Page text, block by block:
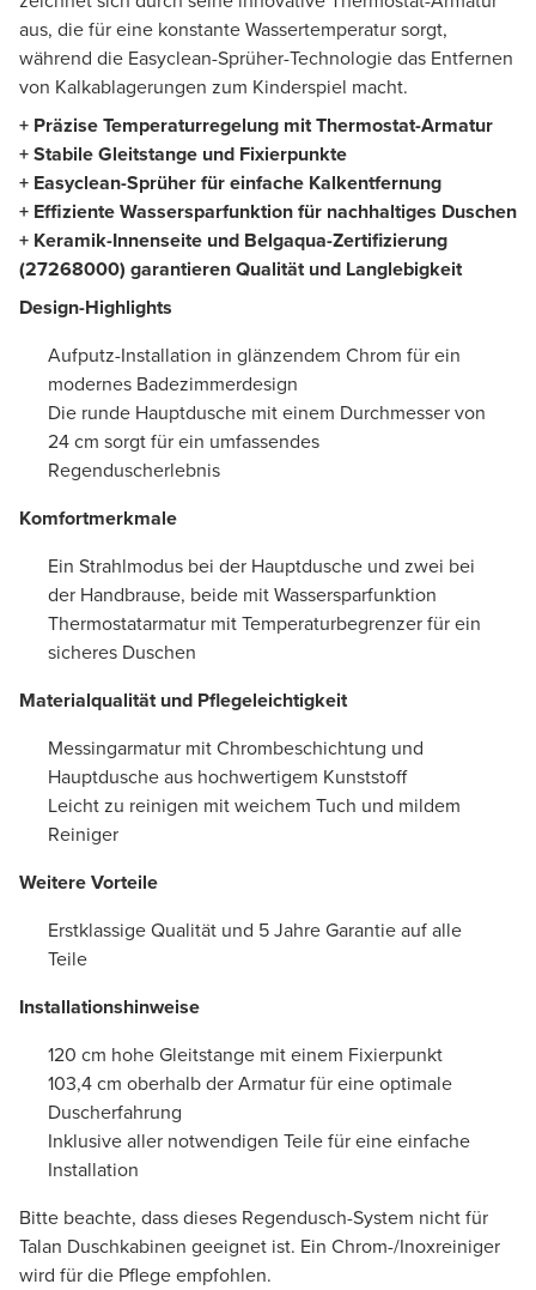
aus, die für eine konstante Wassertemperatur sorgt,
während die Easyclean-Sprüher-Technologie das Entfernen
von Kalkablagerungen zum Kinderspiel macht.
+ Präzise Temperaturregelung mit Thermostat-Armatur
+ Stabile Gleitstange und Fixierpunkte
+ Easyclean-Sprüher für einfache Kalkentfernung
+ Effiziente Wassersparfunktion für nachhaltiges Duschen
+ Keramik-Innenseite und Belgaqua-Zertifizierung
(27268000) garantieren Qualität und Langlebigkeit
Design-Highlights
Aufputz-Installation in glänzendem Chrom für ein
modernes Badezimmerdesign
Die runde Hauptdusche mit einem Durchmesser von
24 cm sorgt für ein umfassendes
Regenduscherlebnis
Komfortmerkmale
Ein Strahlmodus bei der Hauptdusche und zwei bei
der Handbrause, beide mit Wassersparfunktion
Thermostatarmatur mit Temperaturbegrenzer für ein
sicheres Duschen
Materialqualität und Pflegeleichtigkeit
Messingarmatur mit Chrombeschichtung und
Hauptdusche aus hochwertigem Kunststoff
Leicht zu reinigen mit weichem Tuch und mildem
Reiniger
Weitere Vorteile
Erstklassige Qualität und 5 Jahre Garantie auf alle
Teile
Installationshinweise
120 cm hohe Gleitstange mit einem Fixierpunkt
103,4 cm oberhalb der Armatur für eine optimale
Duscherfahrung
Inklusive aller notwendigen Teile für eine einfache
Installation
Bitte beachte, dass dieses Regendusch-System nicht für
Talan Duschkabinen geeignet ist. Ein Chrom-/Inoxreiniger
wird für die Pflege empfohlen.